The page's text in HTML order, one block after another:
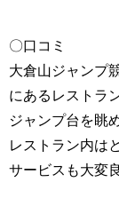
〇口コミ
大倉山ジャンプ
にあるレストラ
ジャンプ台を眺
レストラン内は
サービスも大変